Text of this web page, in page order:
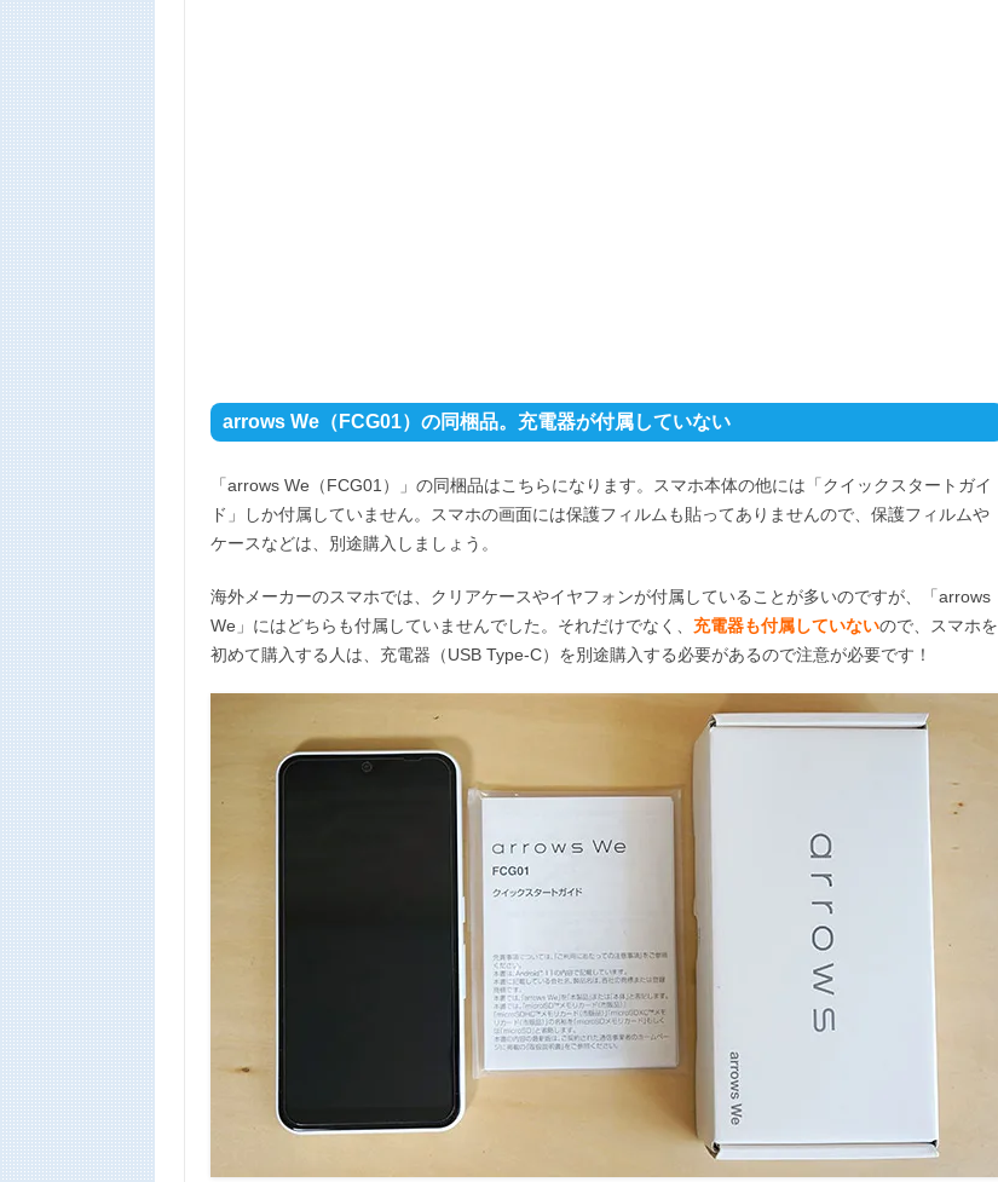
arrows We（FCG01）の同梱品。充電器が付属していない
「arrows We（FCG01）」の同梱品はこちらになります。スマホ本体の他には「クイックスタートガイ
ド」しか付属していません。スマホの画面には保護フィルムも貼ってありませんので、保護フィルムや
ケースなどは、別途購入しましょう。
海外メーカーのスマホでは、クリアケースやイヤフォンが付属していることが多いのですが、「arrows
We」にはどちらも付属していませんでした。それだけでなく、 充電器も付属していないので、スマホを
初めて購入する人は、充電器（USB Type-C）を別途購入する必要があるので注意が必要です！